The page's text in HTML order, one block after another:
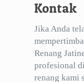
Kontak
Jika Anda
Renang
profesional
renang kami